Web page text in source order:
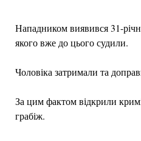
Нападником виявився 31-
якого вже до цього судили.
Чоловіка затримали та
За цим фактом відкрили
грабіж.